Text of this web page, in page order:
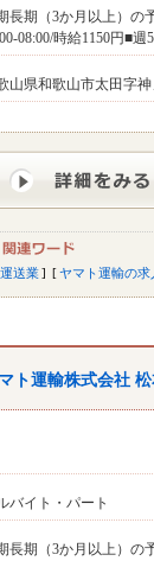
長期（3か月以上）
08:00/時給1150円■
山県和歌山市太田字神
運送業 ヤマト運輸の求
ト運輸株式会社
バイト・パート
長期（3か月以上）